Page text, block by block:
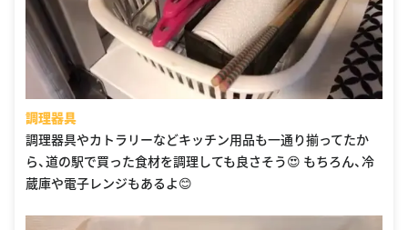
調理器具
調理器具やカトラリーなどキッチン用品も一通り揃ってたか
ら、道の駅で買った食材を調理しても良さそう😍 もちろん、冷
蔵庫や電子レンジもあるよ😊